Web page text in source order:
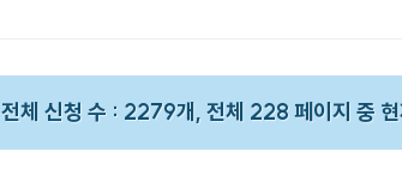
전체 신청 수 : 2279개, 전체 228 페이지 중 현